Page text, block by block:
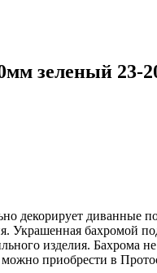
зеленый 23-
декорирует диванные
Украшенная бахромой
изделия. Бахрома
приобрести в